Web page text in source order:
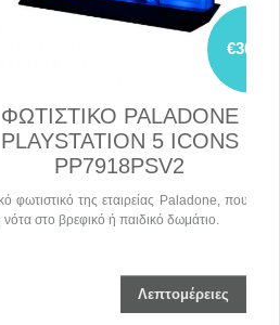
PALADONE
5 ICONS
εταιρείας Paladone, που θα δώσει
ή παιδικό δωμάτιο.
Λεπτομέρειες